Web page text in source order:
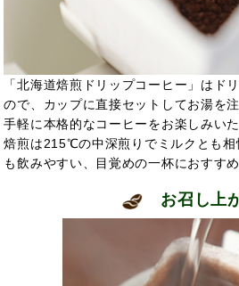
「北海道焙煎ドリップコーヒー」はド
ので、カップに直接セットしてお湯を
手軽に本格的なコーヒーをお楽しみいた
焙煎は215℃の中深煎りでミルクとも相
も飲みやすい、目覚めの一杯におすす
お召し上